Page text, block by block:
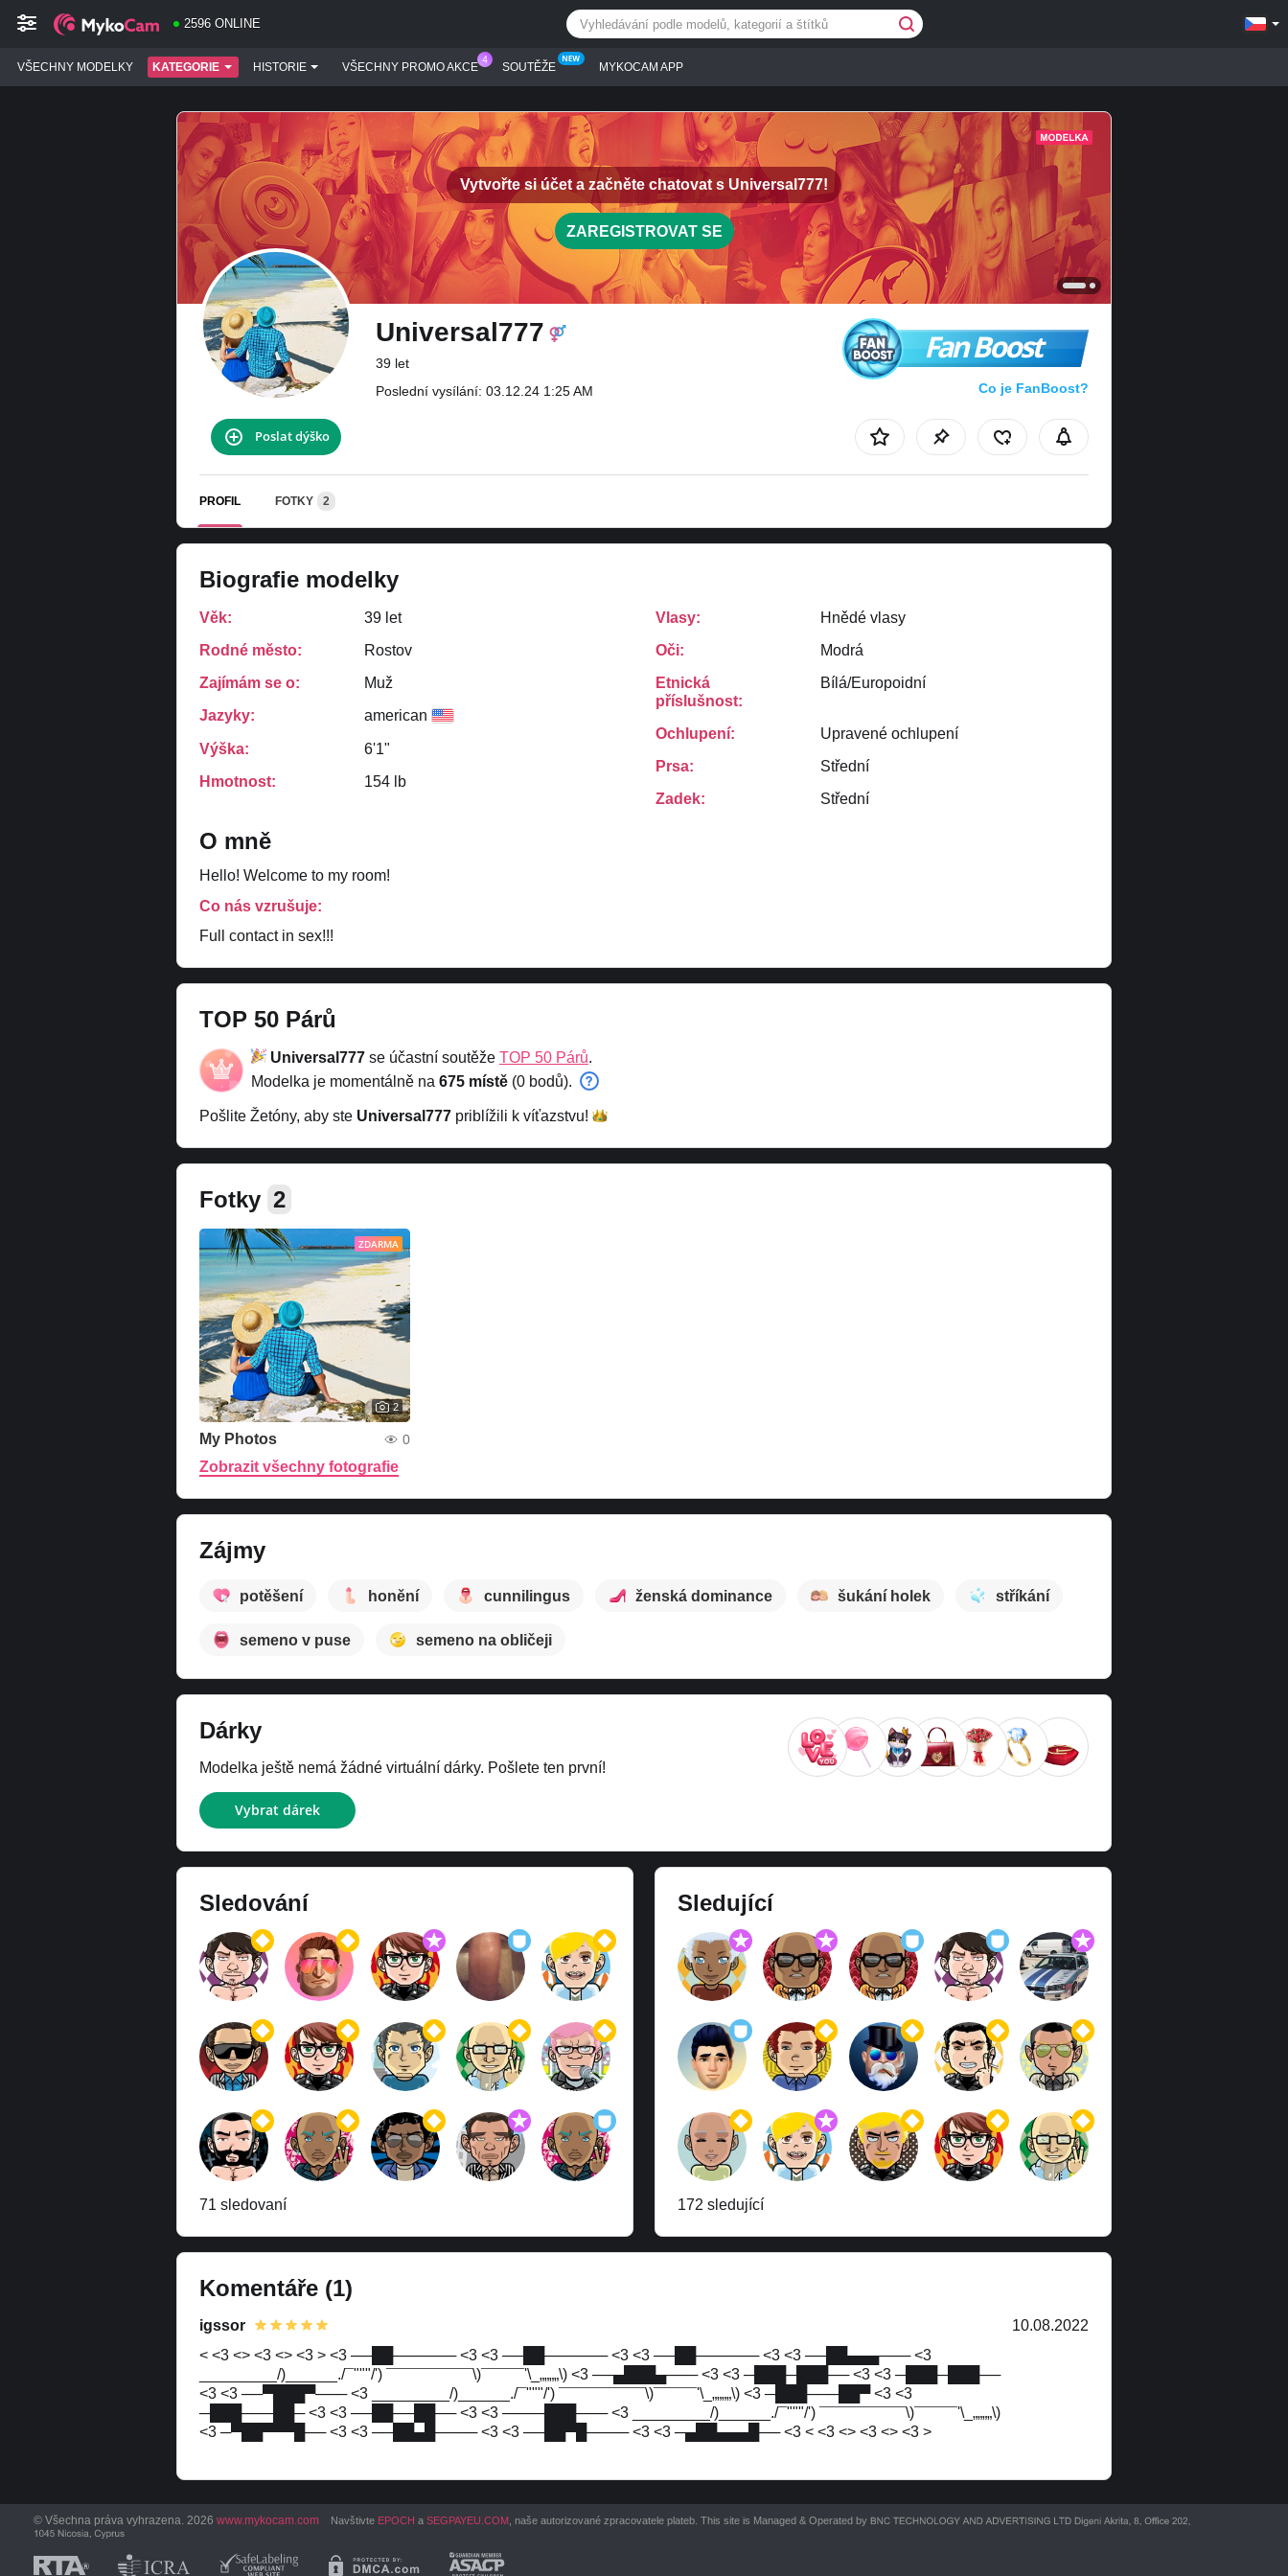
2596 ONLINE
VŠECHNY MODELKY KATEGORIE HISTORIE VŠECHNY PROMO AKCE SOUTĚŽE MYKOCAM APP
Vytvořte si účet a začněte chatovat s Universal777!
ZAREGISTROVAT SE
Universal777
39 let
Poslední vysílání: 03.12.24 1:25 AM
Fan Boost
Co je FanBoost?
Poslat dýško
PROFIL FOTKY 2
Biografie modelky
Věk:
39 let
Rodné město:
Rostov
Zajímám se o:
Muž
Jazyky:
american
Výška:
6'1"
Hmotnost:
154 lb
Vlasy:
Hnědé vlasy
Oči:
Modrá
Etnická
příslušnost:
Bílá/Europoidní
Ochlupení:
Upravené ochlupení
Prsa:
Střední
Zadek:
Střední
O mně
Hello! Welcome to my room!
Co nás vzrušuje:
Full contact in sex!!!
TOP 50 Párů
Universal777 se účastní soutěže TOP 50 Párů.
Modelka je momentálně na 675 místě (0 bodů).
Pošlite Žetóny, aby ste Universal777 priblížili k víťazstvu!
Fotky 2
ZDARMA
2
My Photos 0
Zobrazit všechny fotografie
Zájmy
potěšení honění cunnilingus ženská dominance šukání holek stříkání
semeno v puse semeno na obličeji
Dárky
Modelka ještě nemá žádné virtuální dárky. Pošlete ten první!
Vybrat dárek
Sledování
71 sledovaní
Sledující
172 sledující
Komentáře (1)
igssor
10.08.2022
< <3 <> <3 <> <3 > <3 ──██────── <3 <3 ──██────── <3 <3 ──██────── <3 <3 ──██▄▄▄─── <3
_________/)______./¯"""/') ¯¯¯¯¯¯¯¯¯¯\)¯¯¯¯¯'\_„„„„\) <3 ──▄███▄─── <3 <3 ─███─███── <3 <3 ─███─███──
<3 <3 ──▀███▀─── <3 _________/)______./¯"""/') ¯¯¯¯¯¯¯¯¯¯\)¯¯¯¯¯'\_„„„„\) <3 ─███───██▀ <3 <3
─███───██─ <3 <3 ──██──██── <3 <3 ────███─── <3 _________/)______./¯"""/') ¯¯¯¯¯¯¯¯¯¯\)¯¯¯¯¯'\_„„„„\)
<3 ─▀██▀▀▀█── <3 <3 ──██▄█──── <3 <3 ──██▀█──── <3 <3 ─▄██▄▄▄█── <3 < <3 <> <3 <> <3 >
© Všechna práva vyhrazena. 2026 www.mykocam.com Navštivte EPOCH a SEGPAYEU.COM , naše autorizované zpracovatele plateb. This site is Managed & Operated by